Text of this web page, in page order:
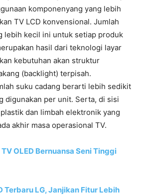
komponenyang yang lebih
TV LCD konvensional. Jumlah
lebih kecil ini untuk setiap produk
hasil dari teknologi layar
kebutuhan akan struktur
(backlight) terpisah.
suku cadang berarti lebih sedikit
digunakan per unit. Serta, di sisi
dan limbah elektronik yang
akhir masa operasional TV.
TV OLED Bernuansa Seni Tinggi
Terbaru LG, Janjikan Fitur Lebih